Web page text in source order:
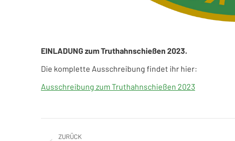
EINLADUNG zum Truthahnschießen 2023.
Die komplette Ausschreibung findet ihr hier:
Ausschreibung zum Truthahnschießen 2023
Kommentarnavigation
ZURÜCK